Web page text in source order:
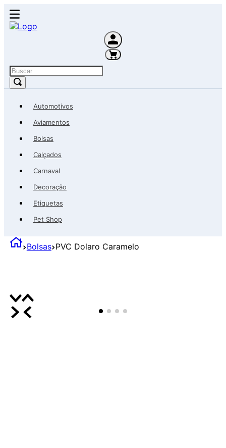
Buscar
Automotivos
Aviamentos
Bolsas
Calçados
Carnaval
Decoração
Etiquetas
Pet Shop
Bolsas PVC Dolaro Caramelo